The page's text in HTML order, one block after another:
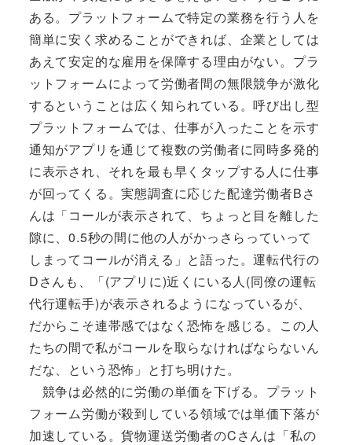
ある。プラットフォームで特定の業務を行う人を
簡単に安く求めることができれば、企業としては
あえて安定的な雇用を保障する理由がない。プラ
ットフォームによって労働者間の無限競争が激化
するということは広く知られている。呼び出し型
プラットフォームでは、仕事が入ったことを示す
通知がアプリを通じて複数の労働者に同時多発的
に表示され、それを最も早くタップする人に仕事
が回ってくる。実態調査に応じた配達労働者Bさ
んは「コールが表示されて、ちょっと目を離した
隙に、0.5秒の間に他の人がかっさらっていって
しまってコールが消える」と語った。運転代行の
Dさんも、「(アプリに)近くにいる人(同僚の運転
代行運転手)が表示されるようになっているが、
だからこそ連帯感ではなく恐怖を感じる。この人
たちの間で私がコールを取らなければならないん
だな、という恐怖」と打ち明けた。
競争は必然的に労働の単価を下げる。プラット
フォーム労働が殺到している領域では単価下落が
加速している。貨物運送労働者のCさんは「私の